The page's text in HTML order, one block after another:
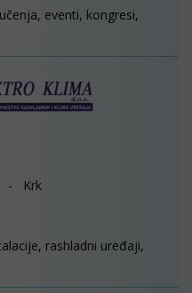
eventi, kongresi,
- Krk
rashladni uređaji,